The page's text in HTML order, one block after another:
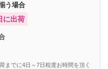
う場合
に出荷
までに4日～7日程度お時間を頂く